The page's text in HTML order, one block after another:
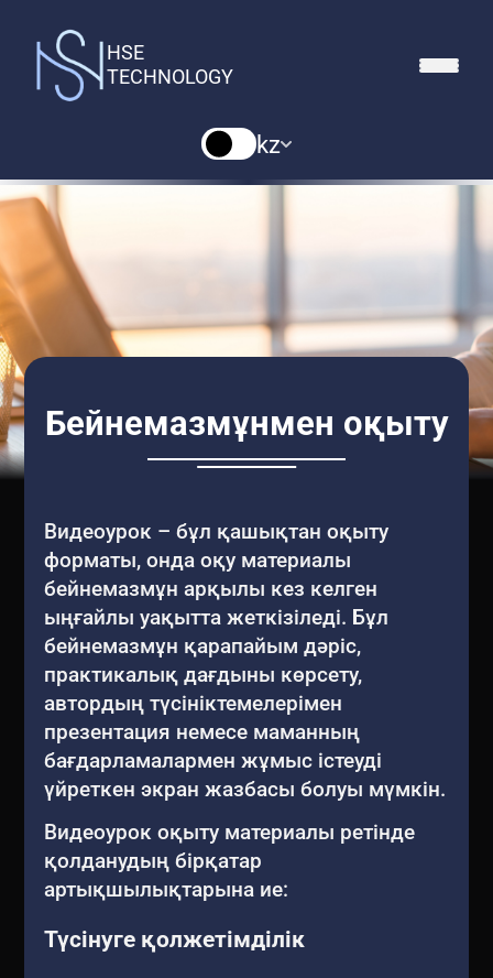
HSE
TECHNOLOGY
kz
Бейнемазмұнмен оқыту
Видеоурок – бұл қашықтан оқыту
форматы, онда оқу материалы
бейнемазмұн арқылы кез келген
ыңғайлы уақытта жеткізіледі. Бұл
бейнемазмұн қарапайым дәріс,
практикалық дағдыны көрсету,
автордың түсініктемелерімен
презентация немесе маманның
бағдарламалармен жұмыс істеуді
үйреткен экран жазбасы болуы мүмкін.
Видеоурок оқыту материалы ретінде
қолданудың бірқатар
артықшылықтарына ие:
Түсінуге қолжетімділік